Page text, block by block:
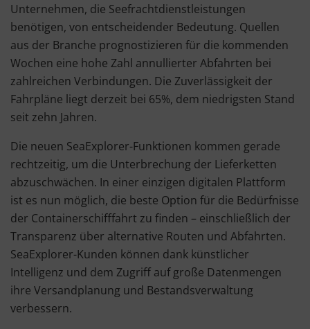
Unternehmen, die Seefrachtdienstleistungen
benötigen, von entscheidender Bedeutung. Quellen
aus der Branche prognostizieren für die kommenden
Wochen eine hohe Zahl annullierter Abfahrten bei
zahlreichen Verbindungen. Die Zuverlässigkeit der
Fahrpläne liegt derzeit bei 65%, dem niedrigsten Stand
seit zehn Jahren.
Die neuen SeaExplorer-Funktionen kommen gerade
rechtzeitig, um die Unterbrechung der Lieferketten
abzuschwächen. In einer einzigen digitalen Plattform
ist es nun möglich, die beste Option für die Bedürfnisse
der Containerschifffahrt zu finden – einschließlich der
Transparenz über alternative Routen und Abfahrten.
SeaExplorer-Kunden können dank künstlicher
Intelligenz und dem Zugriff auf große Datenmengen
ihre Versandplanung und Bestandsverwaltung
verbessern.